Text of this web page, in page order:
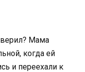
Мама
когда ей
и переехали к